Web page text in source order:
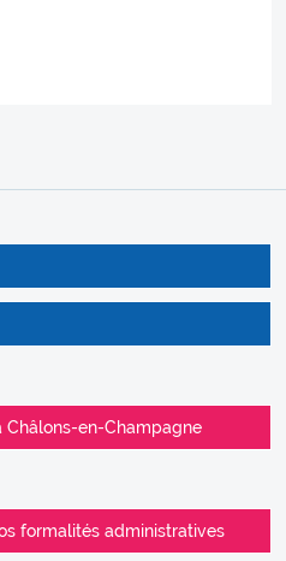
Châlons-en-Champagne
formalités administratives